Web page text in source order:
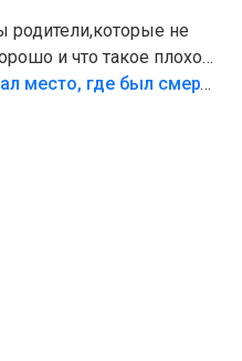
родители,которые не
и что такое плохо!
безумия,есть же
«Попал на пику»: СК показал место, где был смертельно травмирован ребенок в Тольятти